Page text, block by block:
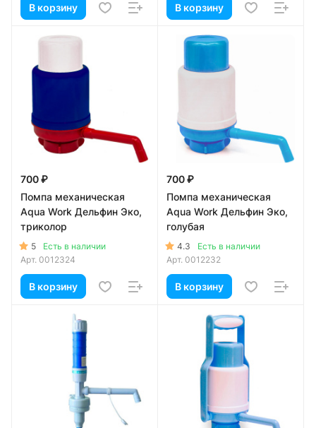
В корзину В корзину
700 ₽
Помпа механическая
Aqua Work Дельфин Эко,
триколор
5
Есть в наличии
Арт. 0012324
В корзину
700 ₽
Помпа механическая
Aqua Work Дельфин Эко,
голубая
4.3
Есть в наличии
Арт. 0012232
В корзину